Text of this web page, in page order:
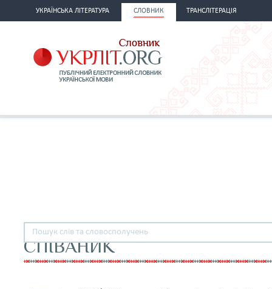
УКРАЇНСЬКА ЛІТЕРАТУРА СЛОВНИК ТРАНСЛІТЕРАЦІЯ
СПІВАНИК